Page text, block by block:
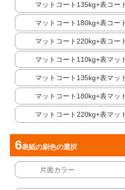
マットコート135kg+表コー
マットコート180kg+表コー
マットコート220kg+表コー
マットコート110kg+表マッ
マットコート135kg+表マッ
マットコート180kg+表マッ
マットコート220kg+表マッ
表紙の刷色の選択
片面カラー